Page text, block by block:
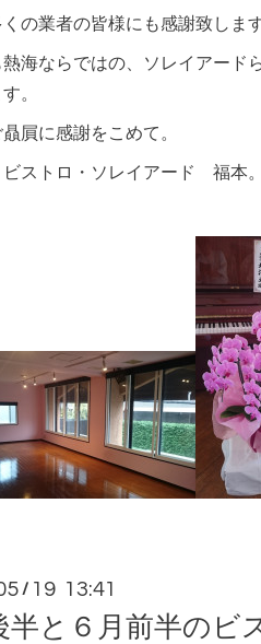
くの業者の皆様にも感謝致します
熱海ならではの、ソレイアード
。
屓に感謝をこめて。
ビストロ・ソレイアード 福本。
/ 19 13:41
半と６月前半のビ